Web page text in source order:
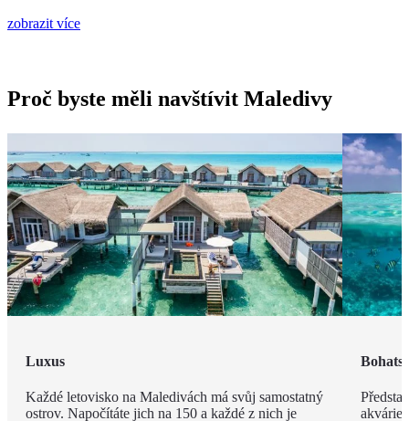
zobrazit více
Proč byste měli navštívit Maledivy
Luxus
Každé letovisko na Maledivách má svůj samostatný
ostrov. Napočítáte jich na 150 a každé z nich je